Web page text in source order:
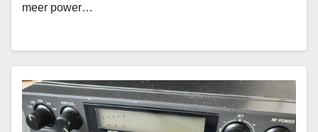
meer power…